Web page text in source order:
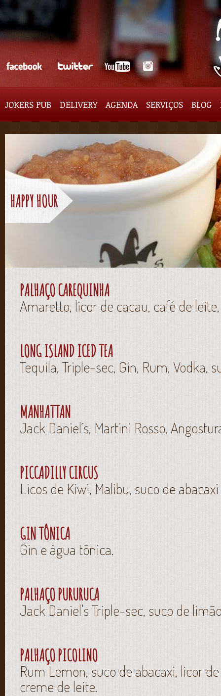
JOKERS PUB DELIVERY AGENDA SERVIÇOS BLOG
HAPPY HOUR
PALHAÇO CAREQUINHA
Amaretto, licor de cacau, café de
LONG ISLAND ICED TEA
Tequila, Triple-sec, Gin, Rum, Vodka,
MANHATTAN
Jack Daniel´s, Martini Rosso,
PICCADILLY CIRCUS
Licos de Kiwi, Malibu, suco de
GIN TÔNICA
Gin e água tônica.
PALHAÇO PURURUCA
Jack Daniel's Triple-sec, suco de
PALHAÇO PICOLINO
Rum Lemon, suco de abacaxi, licor
creme de leite.